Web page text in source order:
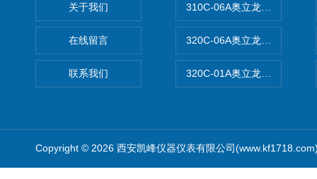
关于我们
在线留言
联系我们
310C-06A奥立龙实验室台式
320C-06A奥立龙实验室便携
320C-01A奥立龙实验室便携
Copyright © 2026 西安凯峰仪器仪表有限公司